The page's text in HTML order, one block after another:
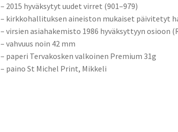
– 2015 hyväksytyt uudet virret (901–979)
– kirkkohallituksen aineiston mukaiset päivitetyt
– virsien asiahakemisto 1986 hyväksyttyyn osioon
– vahvuus noin 42 mm
– paperi Tervakosken valkoinen Premium 31g
– paino St Michel Print, Mikkeli